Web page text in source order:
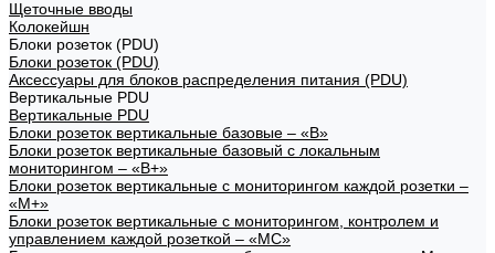
Щеточные вводы
Колокейшн
Блоки розеток (PDU)
Блоки розеток (PDU)
Аксессуары для блоков распределения питания (PDU)
Вертикальные PDU
Вертикальные PDU
Блоки розеток вертикальные базовые – «В»
Блоки розеток вертикальные базовый с локальным
мониторингом – «В+»
Блоки розеток вертикальные с мониторингом каждой розетки –
«М+»
Блоки розеток вертикальные с мониторингом, контролем и
управлением каждой розеткой – «МС»